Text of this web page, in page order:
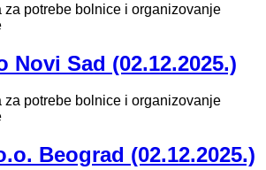
za potrebe bolnice i organizovanje
Novi Sad (02.12.2025.)
za potrebe bolnice i organizovanje
Beograd (02.12.2025.)